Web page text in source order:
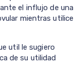
el influjo de una
mientras utilice
util le sugiero
de su utilidad